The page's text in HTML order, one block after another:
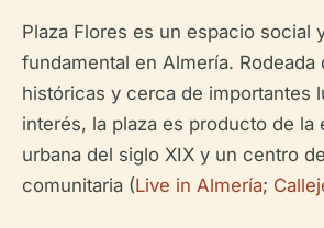
Plaza Flores es un espacio social
fundamental en Almería. Rodeada
históricas y cerca de importantes
interés, la plaza es producto de la
urbana del siglo XIX y un centro
comunitaria (Live in Almería;